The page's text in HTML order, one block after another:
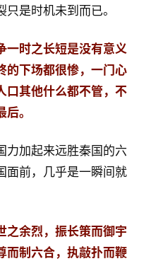
是时机未到而已。
一时之长短是没有意义
的下场都很惨，一门心
口其他什么都不管，不
。
力加起来远胜秦国的六
面前，几乎是一瞬间就
之余烈，振长策而御宇
而制六合，执敲扑而鞭